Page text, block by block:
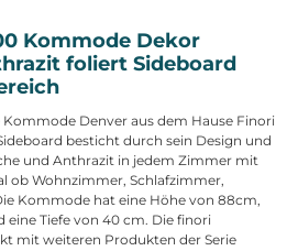
Kommode Dekor
foliert Sideboard
Denver aus dem Hause Finori
besticht durch sein Design und
und Anthrazit in jedem Zimmer mit
ob Wohnzimmer, Schlafzimmer,
Kommode hat eine Höhe von 88cm,
eine Tiefe von 40 cm. Die finori
mit weiteren Produkten der Serie